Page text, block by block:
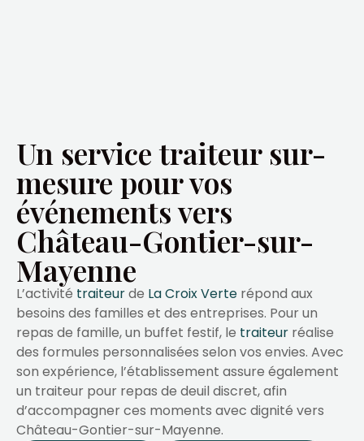
Un service traiteur sur-
mesure pour vos
événements vers
Château-Gontier-sur-
Mayenne
L’activité traiteurde La Croix Verte répond aux
besoins des familles et des entreprises. Pour un
repas de famille, un buffet festif, le traiteur réalise
des formules personnalisées selon vos envies. Avec
son expérience, l’établissement assure également
un traiteur pour repas de deuil discret, afin
d’accompagner ces moments avec dignité vers
Château-Gontier-sur-Mayenne.